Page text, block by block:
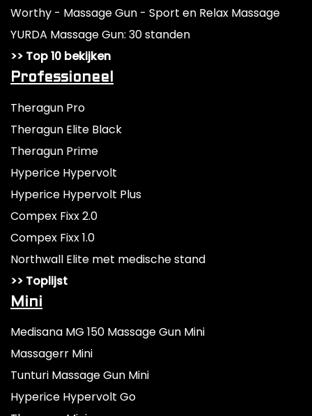
Worthy - Massage Gun - Sport en Relax Massage
YURDA Massage Gun: 30 standen
>> Top 10 bekijken
Professioneel
Theragun Pro
Theragun Elite Black
Theragun Prime
Hyperice Hypervolt
Hyperice Hypervolt Plus
Compex Fixx 2.0
Compex Fixx 1.0
Northwall Elite met medische stand
>> Toplijst
Mini
Medisana MG 150 Massage Gun Mini
Massagerr Mini
Tunturi Massage Gun Mini
Hyperice Hypervolt Go